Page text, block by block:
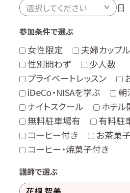
日
参加条件で選ぶ
女性限定
夫婦カップ
性別問わず
少人数
プライベートレッスン
iDeCo・NISAを学ぶ
朝
ナイトスクール
ホテル
無料駐車場有
有料駐
コーヒー付き
お茶菓
コーヒー・焼菓子付き
講師で選ぶ